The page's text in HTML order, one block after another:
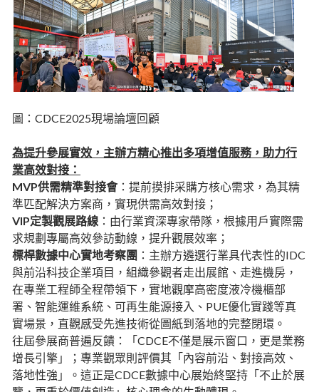
圖：CDCE2025現場論壇回顧
為提升參展實效，主辦方精心推出多項增值服務，助力行
業高效對接：
MVP供需精準對接會：提前摸排采購方核心需求，為其精
準匹配解決方案商，實現供需高效對接；
VIP定製觀展路線 ：由行業資深專家帶隊，根據用戶實際需
求規劃專屬高效參訪動線，提升觀展效率；
標桿數據中心實地考察團 ：主辦方遴選行業具代表性的IDC
與前沿科技企業項目，組織參觀者走出展館、走進機房，
在專業工程師全程帶領下，實地觀摩高密度液冷機櫃部
署、智能運維系統、可再生能源接入、PUE優化實踐等真
實場景，直觀感受先進技術從圖紙到落地的完整閉環。
往屆參展商普遍反饋：「CDCE不僅是展示窗口，更是業務
增長引擎」；專業觀眾則評價其「內容前沿、對接高效、
落地性強」。這正是CDCE數據中心展始終堅持「不止於展